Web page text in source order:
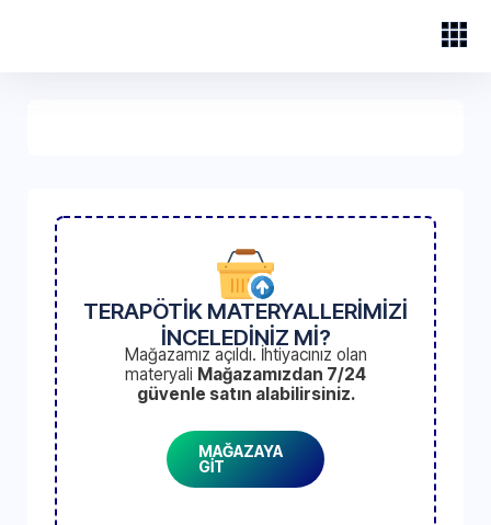
TERAPÖTİK MATERYALLERİMİZİ
İNCELEDİNİZ Mİ?
Mağazamız açıldı. İhtiyacınız olan
materyali Mağazamızdan 7/24
güvenle satın alabilirsiniz.
MAĞAZAYA
GİT